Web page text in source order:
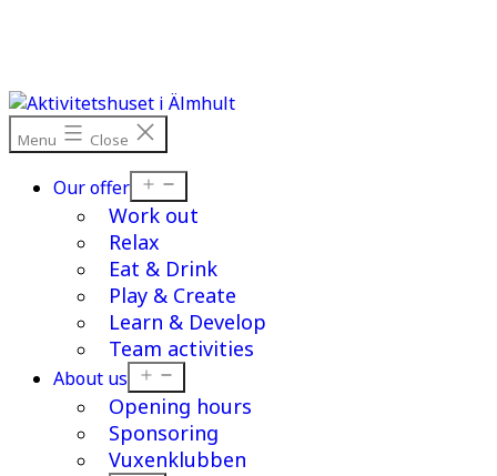
Menu Close
Our offer
menu
Work out
Relax
Eat & Drink
Play & Create
Learn & Develop
Team activities
About us
menu
Opening hours
Sponsoring
Vuxenklubben